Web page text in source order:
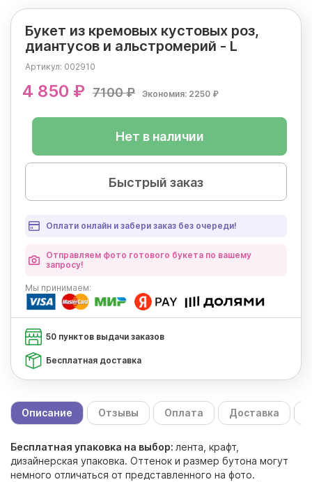
Букет из кремовых кустовых роз,
диантусов и альстромерий - L
Артикул: 002910
4 850 ₽ 7100 ₽ Экономия: 2250 ₽
Нет в наличии
Быстрый заказ
Оплати онлайн и забери заказ без очереди!
Отправляем фото готового букета по вашему
запросу!
Мы принимаем:
50 пунктов выдачи заказов
Бесплатная доставка
Описание Отзывы Оплата Доставка
Бесплатная упаковка на выбор: лента, крафт,
дизайнерская упаковка. Оттенок и размер бутона могут
немного отличаться от представленного на фото.